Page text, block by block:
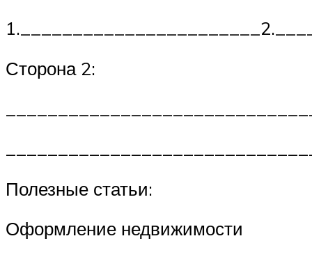
Сторона 2:
Полезные статьи:
Оформление недвижимости